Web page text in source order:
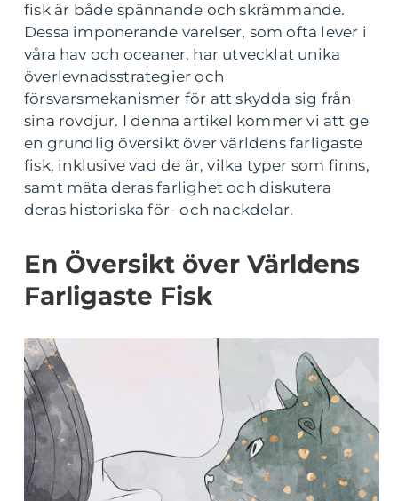
fisk är både spännande och skrämmande.
Dessa imponerande varelser, som ofta lever i
våra hav och oceaner, har utvecklat unika
överlevnadsstrategier och
försvarsmekanismer för att skydda sig från
sina rovdjur. I denna artikel kommer vi att ge
en grundlig översikt över världens farligaste
fisk, inklusive vad de är, vilka typer som finns,
samt mäta deras farlighet och diskutera
deras historiska för- och nackdelar.
En Översikt över Världens
Farligaste Fisk